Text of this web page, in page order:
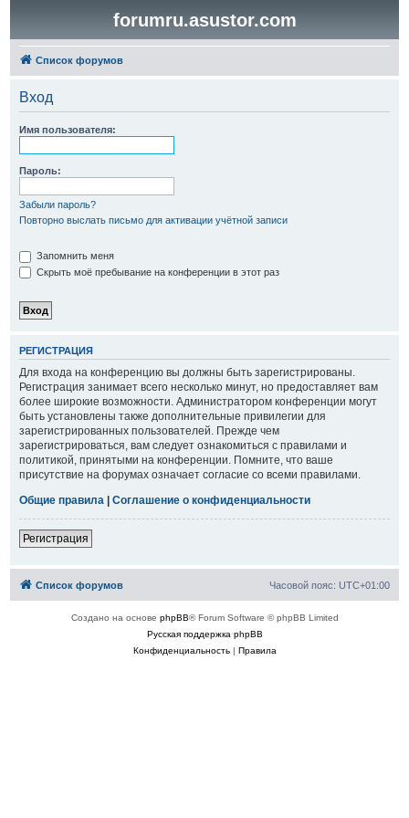
forumru.asustor.com
Список форумов
Вход
Имя пользователя:
Пароль:
Забыли пароль?
Повторно выслать письмо для активации учётной записи
Запомнить меня
Скрыть моё пребывание на конференции в этот раз
РЕГИСТРАЦИЯ
Для входа на конференцию вы должны быть зарегистрированы.
Регистрация занимает всего несколько минут, но предоставляет вам
более широкие возможности. Администратором конференции могут
быть установлены также дополнительные привилегии для
зарегистрированных пользователей. Прежде чем
зарегистрироваться, вам следует ознакомиться с правилами и
политикой, принятыми на конференции. Помните, что ваше
присутствие на форумах означает согласие со всеми правилами.
Общие правила | Соглашение о конфиденциальности
Регистрация
Список форумов Часовой пояс: UTC+01:00
Создано на основе phpBB® Forum Software © phpBB Limited
Русская поддержка phpBB
Конфиденциальность| Правила